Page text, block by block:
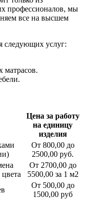
профессионалов, мы
все на высшем
следующих услуг:
Цена за работу
на единицу
изделия
От 800,00 до
2500,00 руб.
От 2700,00 до
5500,00 за 1 м2
От 500,00 до
1500,00 руб